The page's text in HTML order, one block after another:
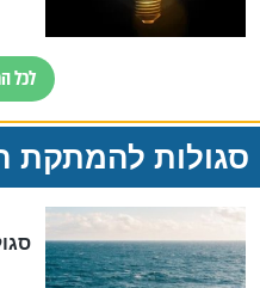
נהרגו
ההסכם
ואיראן:
סימני